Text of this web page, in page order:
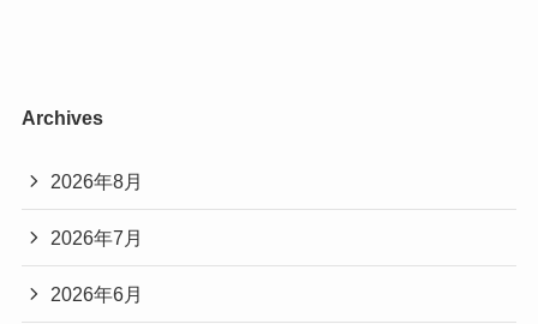
Archives
2026年8月
2026年7月
2026年6月